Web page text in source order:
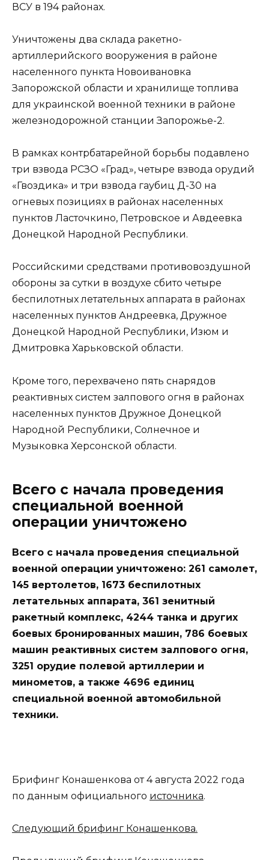
ВСУ в 194 районах.
Уничтожены два склада ракетно-
артиллерийского вооружения в районе
населенного пункта Новоивановка
Запорожской области и хранилище топлива
для украинской военной техники в районе
железнодорожной станции Запорожье-2.
В рамках контрбатарейной борьбы подавлено
три взвода РСЗО «Град», четыре взвода орудий
«Гвоздика» и три взвода гаубиц Д-30 на
огневых позициях в районах населенных
пунктов Ласточкино, Петровское и Авдеевка
Донецкой Народной Республики.
Российскими средствами противовоздушной
обороны за сутки в воздухе сбито четыре
беспилотных летательных аппарата в районах
населенных пунктов Андреевка, Дружное
Донецкой Народной Республики, Изюм и
Дмитровка Харьковской области.
Кроме того, перехвачено пять снарядов
реактивных систем залпового огня в районах
населенных пунктов Дружное Донецкой
Народной Республики, Солнечное и
Музыковка Херсонской области.
Всего с начала проведения
специальной военной
операции уничтожено
Всего с начала проведения специальной
военной операции уничтожено: 261 самолет,
145 вертолетов, 1673 беспилотных
летательных аппарата, 361 зенитный
ракетный комплекс, 4244 танка и других
боевых бронированных машин, 786 боевых
машин реактивных систем залпового огня,
3251 орудие полевой артиллерии и
минометов, а также 4696 единиц
специальной военной автомобильной
техники.
Брифинг Конашенкова от 4 августа 2022 года
по данным официального источника.
Следующий брифинг Конашенкова.